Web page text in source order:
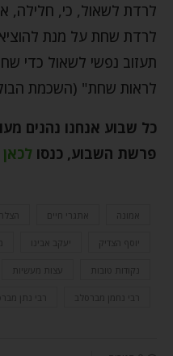
לרדת לשאול, כי, חלילה,
לרדת שחת על מנת
תעזוב נפשי לשאול כדי
לראות שחת" (השכמת
כל שבוע אנחנו נהנים
פרשת השבוע, כנסו לכאן
אמונה אתגרי חיים
יוסף הצדיק
נקודות טובות עצות מעשיות
רבי נחמן מברסלב רבי נתן